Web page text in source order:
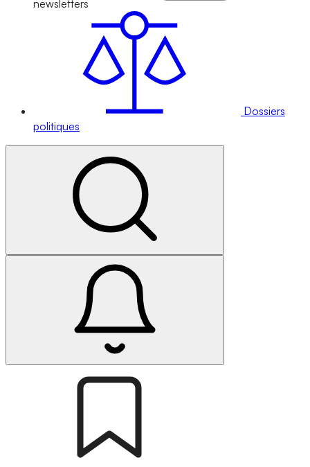
newsletters
Dossiers
politiques